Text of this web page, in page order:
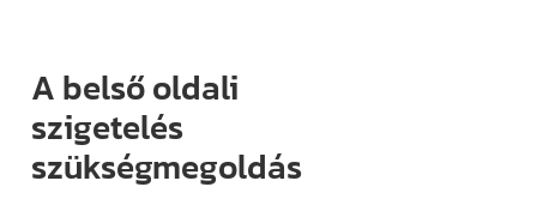
A belső oldali
szigetelés
szükségmegoldás